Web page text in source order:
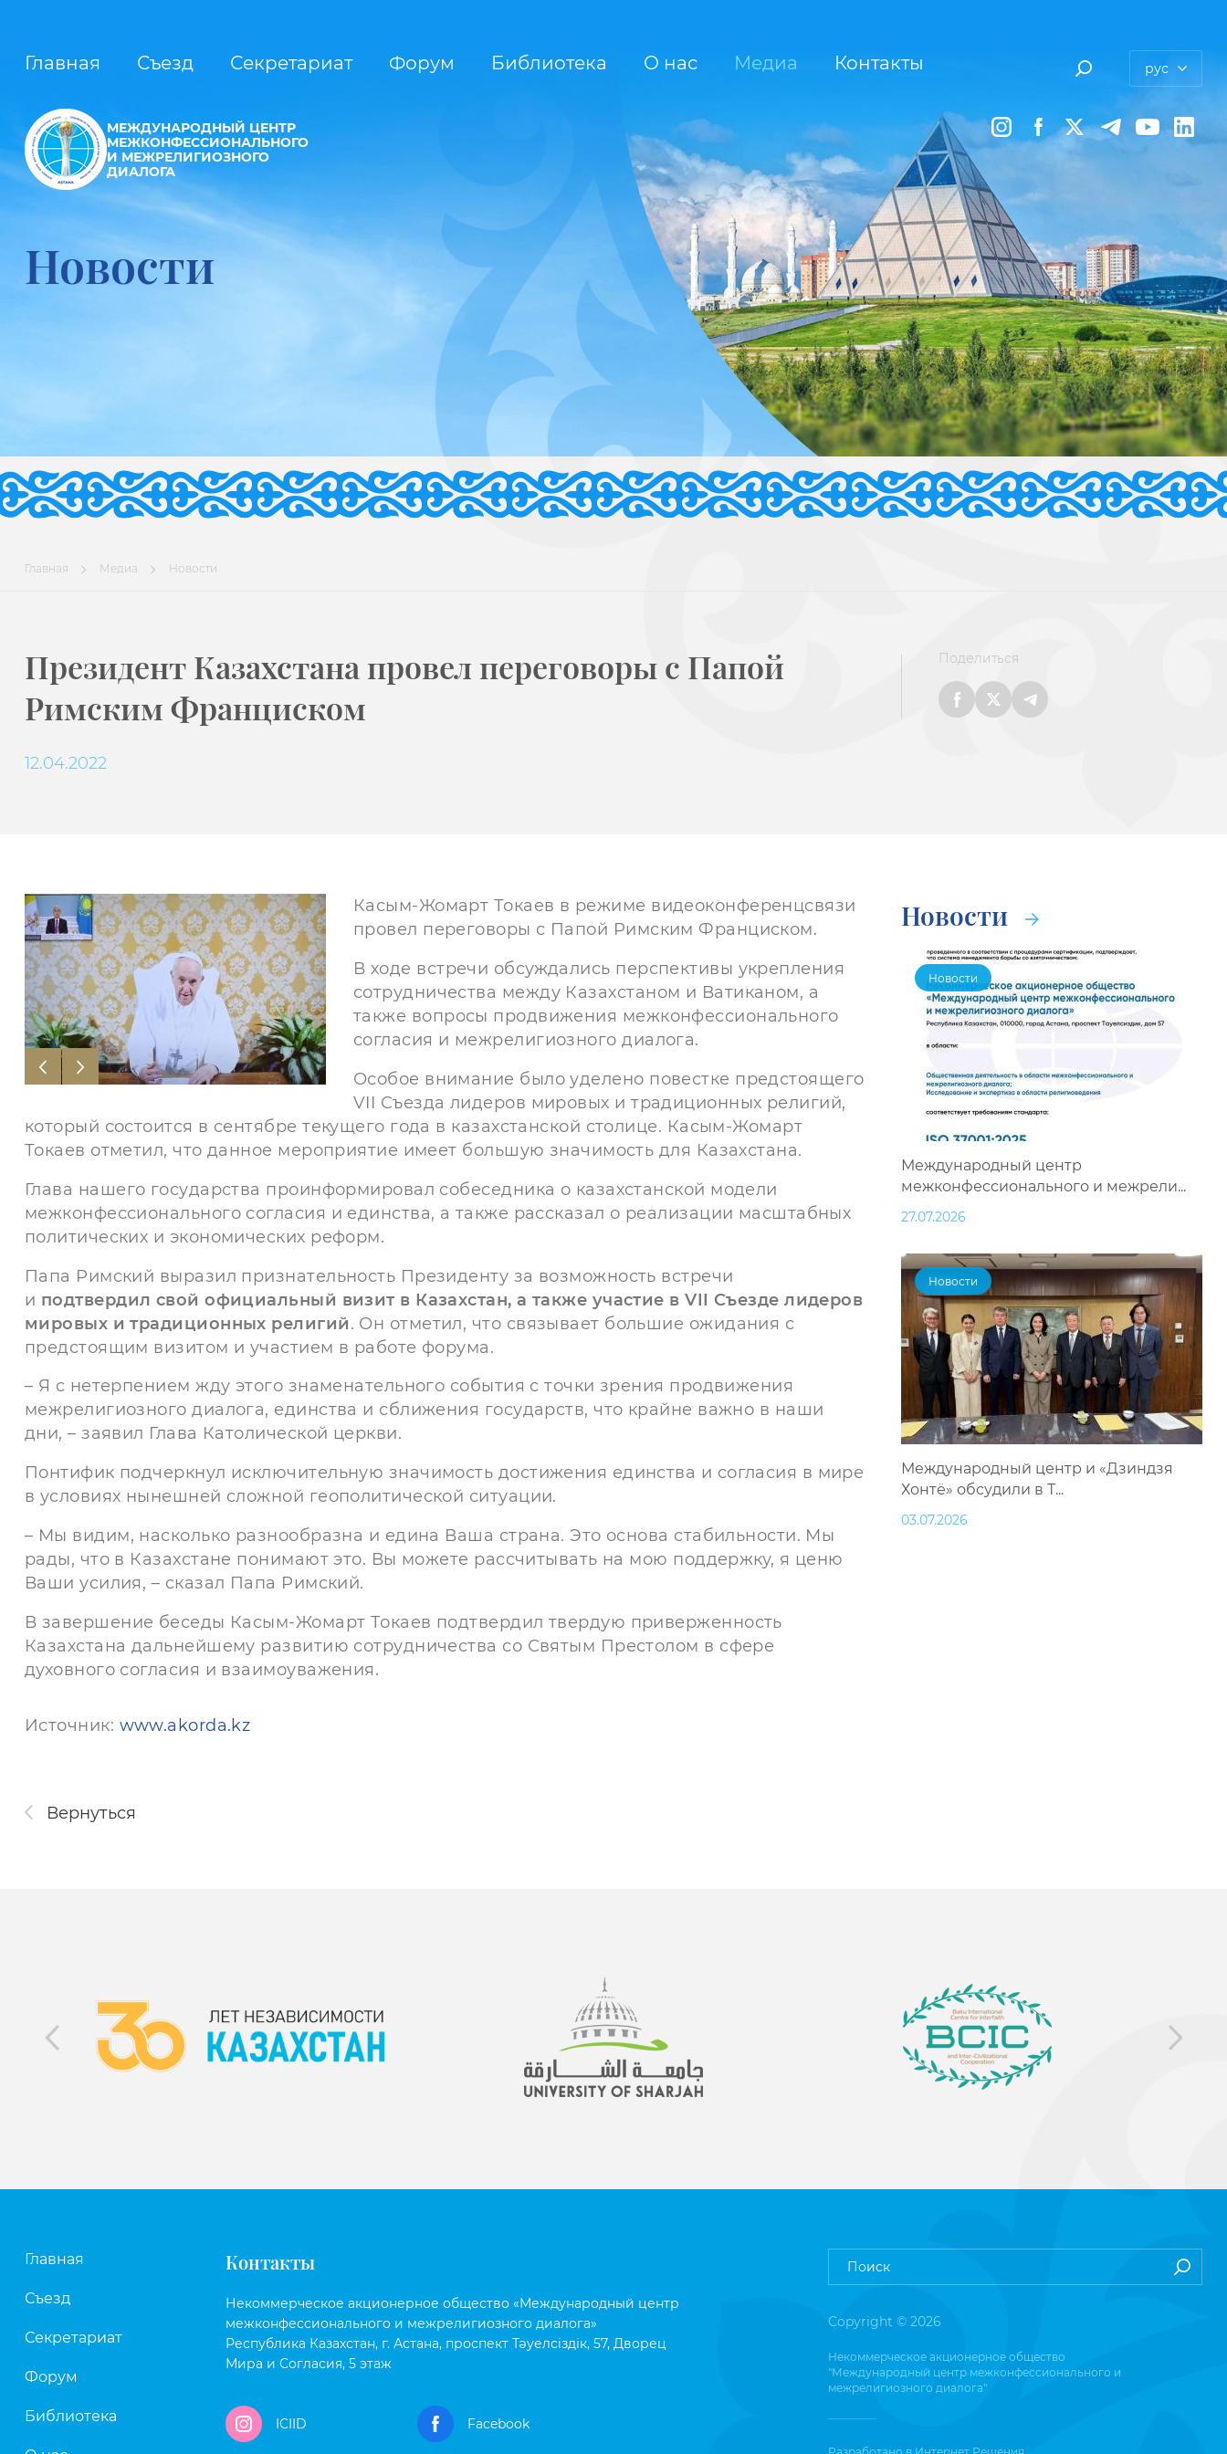
Главная Съезд Секретариат Форум Библиотека О нас Медиа Контакты рус
МЕЖДУНАРОДНЫЙ ЦЕНТР
МЕЖКОНФЕССИОНАЛЬНОГО
И МЕЖРЕЛИГИОЗНОГО
ДИАЛОГА
Новости
Главная Медиа Новости
Президент Казахстана провел переговоры с Папой
Римским Франциском
12.04.2022
Поделиться
Касым-Жомарт Токаев в режиме видеоконференцсвязи
провел переговоры с Папой Римским Франциском.
В ходе встречи обсуждались перспективы укрепления
сотрудничества между Казахстаном и Ватиканом, а
также вопросы продвижения межконфессионального
согласия и межрелигиозного диалога.
Особое внимание было уделено повестке предстоящего
VII Съезда лидеров мировых и традиционных религий,
который состоится в сентябре текущего года в казахстанской столице. Касым-Жомарт
Токаев отметил, что данное мероприятие имеет большую значимость для Казахстана.
Глава нашего государства проинформировал собеседника о казахстанской модели
межконфессионального согласия и единства, а также рассказал о реализации масштабных
политических и экономических реформ.
Папа Римский выразил признательность Президенту за возможность встречи
и подтвердил свой официальный визит в Казахстан, а также участие в VII Съезде лидеров
мировых и традиционных религий. Он отметил, что связывает большие ожидания с
предстоящим визитом и участием в работе форума.
– Я с нетерпением жду этого знаменательного события с точки зрения продвижения
межрелигиозного диалога, единства и сближения государств, что крайне важно в наши
дни, – заявил Глава Католической церкви.
Понтифик подчеркнул исключительную значимость достижения единства и согласия в мире
в условиях нынешней сложной геополитической ситуации.
– Мы видим, насколько разнообразна и едина Ваша страна. Это основа стабильности. Мы
рады, что в Казахстане понимают это. Вы можете рассчитывать на мою поддержку, я ценю
Ваши усилия, – сказал Папа Римский.
В завершение беседы Касым-Жомарт Токаев подтвердил твердую приверженность
Казахстана дальнейшему развитию сотрудничества со Святым Престолом в сфере
духовного согласия и взаимоуважения.
Источник: www.akorda.kz
Вернуться
Новости
Новости
Международный центр
межконфессионального и межрели...
27.07.2026
Новости
Международный центр и «Дзиндзя
Хонтё» обсудили в Т...
03.07.2026
Главная
Съезд
Секретариат
Форум
Библиотека
Контакты
Некоммерческое акционерное общество «Международный центр
межконфессионального и межрелигиозного диалога»
Республика Казахстан, г. Астана, проспект Тәуелсіздік, 57, Дворец
Мира и Согласия, 5 этаж
ICIID Facebook
Copyright © 2026
Некоммерческое акционерное общество
"Международный центр межконфессионального и
межрелигиозного диалога"